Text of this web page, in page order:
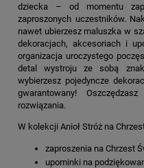
dziecka – od momentu
zaproszonych uczestników.
nawet ubierzesz maluszka w
dekoracjach, akcesoriach i
organizacja uroczystego
detal wystroju ze sobą
wybierzesz pojedyncze
gwarantowany!
rozwiązania.
W kolekcji Anioł Stróż na
zaproszenia na Chrzest
upominki na